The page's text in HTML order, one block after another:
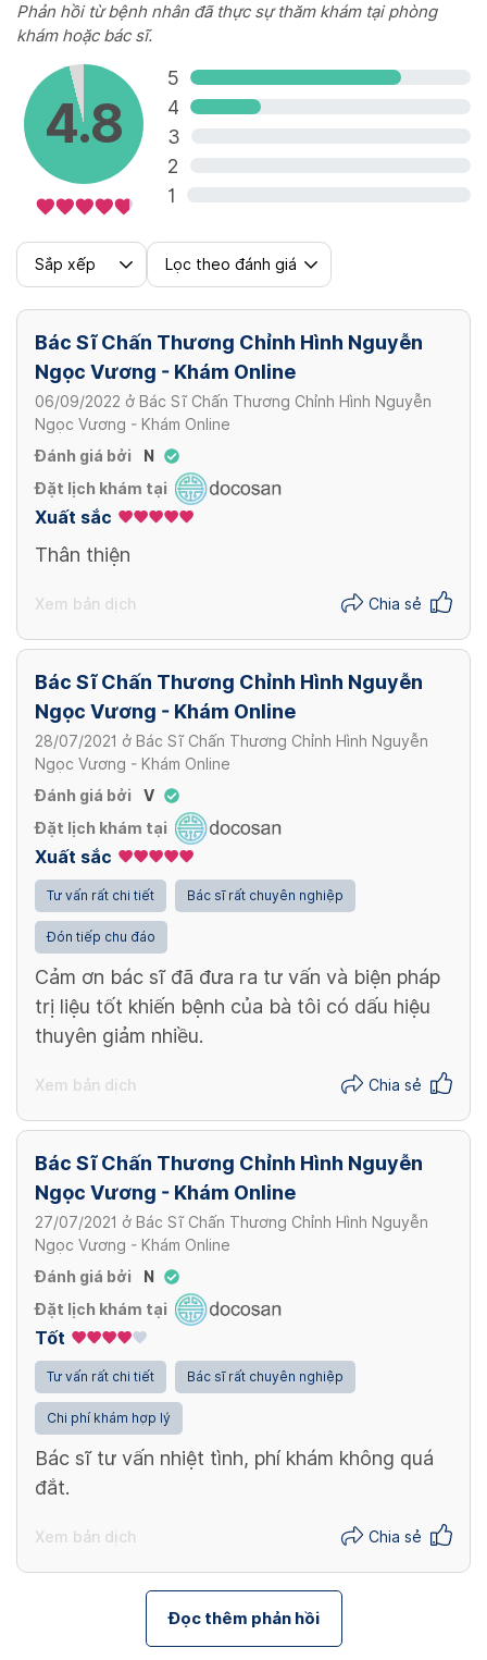
Phản hồi từ bệnh nhân đã thực sự thăm khám tại phòng
khám hoặc bác sĩ.
4.8
5
4
3
2
1
Sắp xếp Lọc theo đánh giá
Bác Sĩ Chấn Thương Chỉnh Hình Nguyễn
Ngọc Vương - Khám Online
06/09/2022 ở Bác Sĩ Chấn Thương Chỉnh Hình Nguyễn
Ngọc Vương - Khám Online
Đánh giá bởi
N
Đặt lịch khám tại
Xuất sắc
Thân thiện
Xem bản dịch Chia sẻ
Bác Sĩ Chấn Thương Chỉnh Hình Nguyễn
Ngọc Vương - Khám Online
28/07/2021 ở Bác Sĩ Chấn Thương Chỉnh Hình Nguyễn
Ngọc Vương - Khám Online
Đánh giá bởi
V
Đặt lịch khám tại
Xuất sắc
Tư vấn rất chi tiết Bác sĩ rất chuyên nghiệp
Đón tiếp chu đáo
Cảm ơn bác sĩ đã đưa ra tư vấn và biện pháp
trị liệu tốt khiến bệnh của bà tôi có dấu hiệu
thuyên giảm nhiều.
Xem bản dịch Chia sẻ
Bác Sĩ Chấn Thương Chỉnh Hình Nguyễn
Ngọc Vương - Khám Online
27/07/2021 ở Bác Sĩ Chấn Thương Chỉnh Hình Nguyễn
Ngọc Vương - Khám Online
Đánh giá bởi
N
Đặt lịch khám tại
Tốt
Tư vấn rất chi tiết Bác sĩ rất chuyên nghiệp
Chi phí khám hợp lý
Bác sĩ tư vấn nhiệt tình, phí khám không quá
đắt.
Xem bản dịch Chia sẻ
Đọc thêm phản hồi